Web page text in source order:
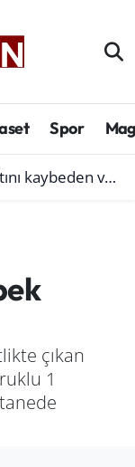
Spor
ve yaralananlar var
çıkan
1